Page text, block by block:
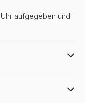
Uhr aufgegeben und